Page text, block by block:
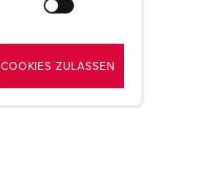
COOKIES ZULASSEN